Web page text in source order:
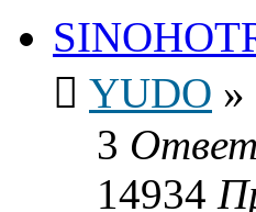
YUDO »
3
14934